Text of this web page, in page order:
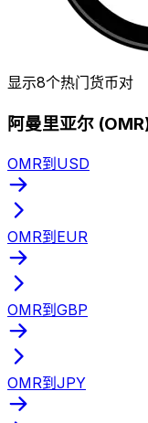
显示8个热门货币对
阿曼里亚尔
OMR到USD
OMR到EUR
OMR到GBP
OMR到JPY